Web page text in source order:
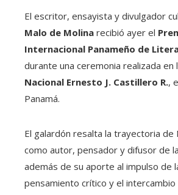
El escritor, ensayista y divulgador
Malo de Molina recibió ayer el
Internacional Panameño de
durante una ceremonia realizada en
Nacional Ernesto J. Castillero R.,
Panamá.
El galardón resalta la trayectoria de
como autor, pensador y difusor de
además de su aporte al impulso de
pensamiento crítico y el